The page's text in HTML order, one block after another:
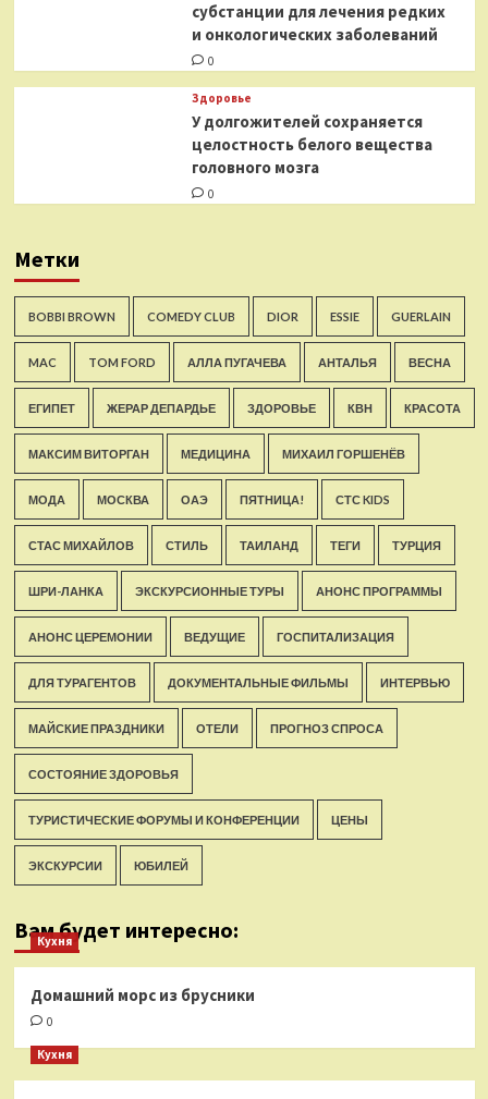
субстанции для лечения редких
и онкологических заболеваний
0
Здоровье
У долгожителей сохраняется
целостность белого вещества
головного мозга
0
Метки
BOBBI BROWN COMEDY CLUB DIOR ESSIE GUERLAIN
MAC TOM FORD АЛЛА ПУГАЧЕВА АНТАЛЬЯ ВЕСНА
ЕГИПЕТ ЖЕРАР ДЕПАРДЬЕ ЗДОРОВЬЕ КВН КРАСОТА
МАКСИМ ВИТОРГАН МЕДИЦИНА МИХАИЛ ГОРШЕНЁВ
МОДА МОСКВА ОАЭ ПЯТНИЦА! СТС KIDS
СТАС МИХАЙЛОВ СТИЛЬ ТАИЛАНД ТЕГИ ТУРЦИЯ
ШРИ-ЛАНКА ЭКСКУРСИОННЫЕ ТУРЫ АНОНС ПРОГРАММЫ
АНОНС ЦЕРЕМОНИИ ВЕДУЩИЕ ГОСПИТАЛИЗАЦИЯ
ДЛЯ ТУРАГЕНТОВ ДОКУМЕНТАЛЬНЫЕ ФИЛЬМЫ ИНТЕРВЬЮ
МАЙСКИЕ ПРАЗДНИКИ ОТЕЛИ ПРОГНОЗ СПРОСА
СОСТОЯНИЕ ЗДОРОВЬЯ
ТУРИСТИЧЕСКИЕ ФОРУМЫ И КОНФЕРЕНЦИИ ЦЕНЫ
ЭКСКУРСИИ ЮБИЛЕЙ
Вам будет интересно:
Кухня
Домашний морс из брусники
0
Кухня